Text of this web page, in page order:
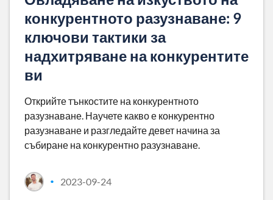
конкурентното разузнаване: 9
ключови тактики за
надхитряване на конкурентите
ви
Открийте тънкостите на конкурентното
разузнаване. Научете какво е конкурентно
разузнаване и разгледайте девет начина за
събиране на конкурентно разузнаване.
• 2023-09-24